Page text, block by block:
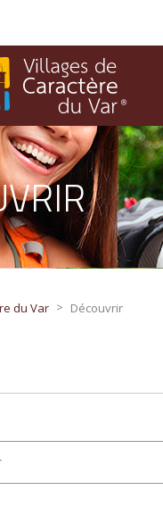
du Var > Découvrir